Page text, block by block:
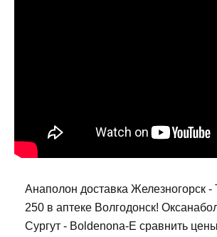
Анаполон доставка Железногорск -
250 в аптеке Волгодонск!
Сургут - Boldenona-E сравнить